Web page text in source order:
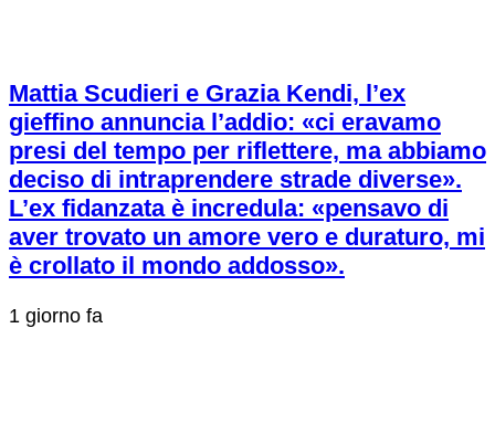
Mattia Scudieri e Grazia Kendi, l’ex
gieffino annuncia l’addio: «ci eravamo
presi del tempo per riflettere, ma abbiamo
deciso di intraprendere strade diverse».
L’ex fidanzata è incredula: «pensavo di
aver trovato un amore vero e duraturo, mi
è crollato il mondo addosso».
1 giorno fa